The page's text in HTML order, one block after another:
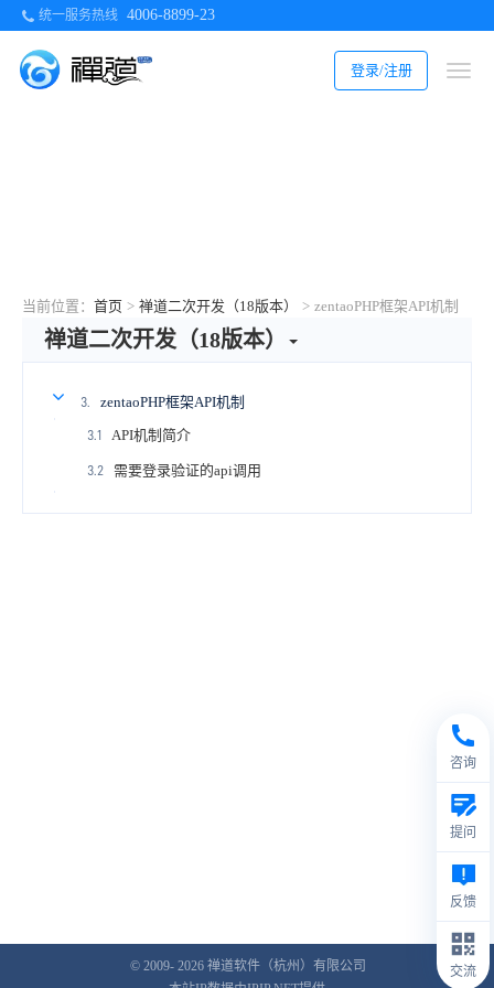
统一服务热线 4006-8899-23
登录/注册
当前位置： 首页 > 禅道二次开发（18版本） > zentaoPHP框架API机制
禅道二次开发（18版本）
3. zentaoPHP框架API机制
3.1 API机制简介
3.2 需要登录验证的api调用
© 2009- 2026 禅道软件（杭州）有限公司
咨询
提问
反馈
交流